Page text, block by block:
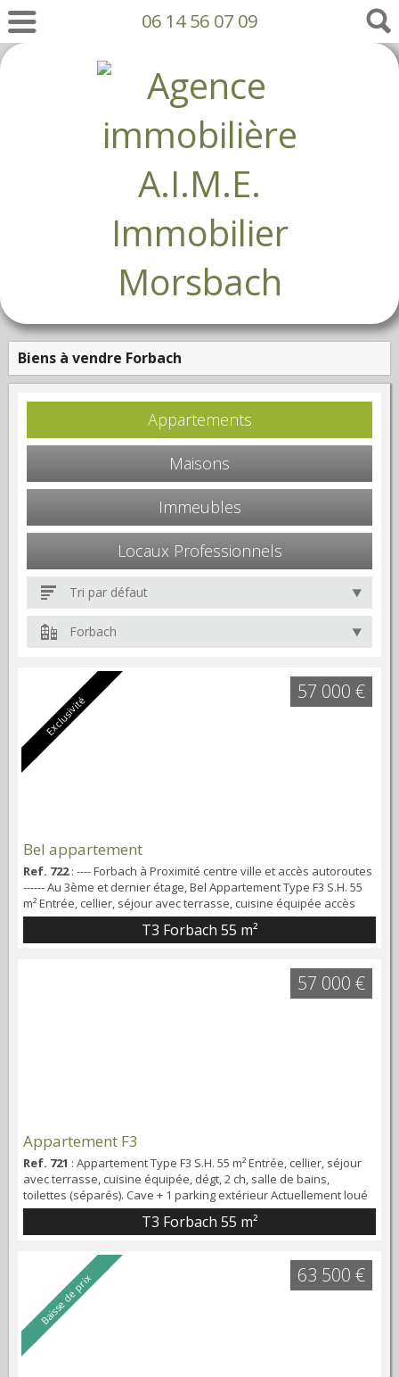
06 14 56 07 09
Biens à vendre Forbach
Appartements
Maisons
Immeubles
Locaux Professionnels
Tri par défaut
Forbach
Exclusivité
Bel appartement
Ref. 722: ---- Forbach à Proximité centre ville et accès autoroutes
------ Au 3ème et dernier étage, Bel Appartement Type F3 S.H. 55
m² Entrée, cellier, séjour avec terrasse, cuisine équipée accès
balconnet, dégagement, placards, 2 chambres, SDB, toilettes
(séparés). cave + parking Libre à la vente à partir de janvier
T3 Forbach 55 m²
57 000 €
Appartement F3
Ref. 721 : Appartement Type F3 S.H. 55 m² Entrée, cellier, séjour
avec terrasse, cuisine équipée, dégt, 2 ch, salle de bains,
toilettes (séparés). Cave + 1 parking extérieur Actuellement loué
(Loyer : 400 €/Hors charges)
T3 Forbach 55 m²
57 000 €
Baisse de prix 63 500 €